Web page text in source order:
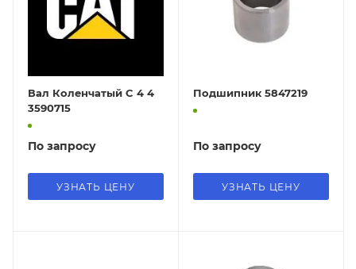
Вал Коленчатый C 4 4
3590715
По запросу
УЗНАТЬ ЦЕНУ
Подшипник 5847219
По запросу
УЗНАТЬ ЦЕНУ